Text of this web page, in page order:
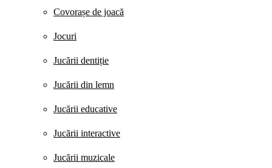
Covorașe de joacă
Jocuri
Jucării dentiție
Jucării din lemn
Jucării educative
Jucării interactive
Jucării muzicale